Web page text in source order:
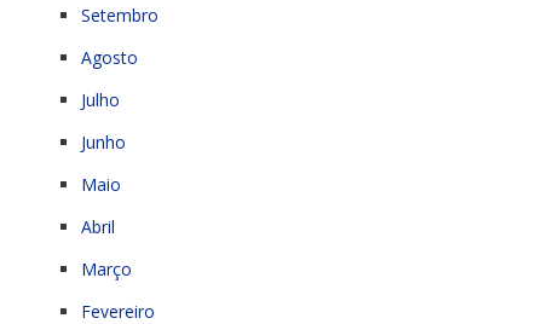
Setembro
Agosto
Julho
Junho
Maio
Abril
Março
Fevereiro